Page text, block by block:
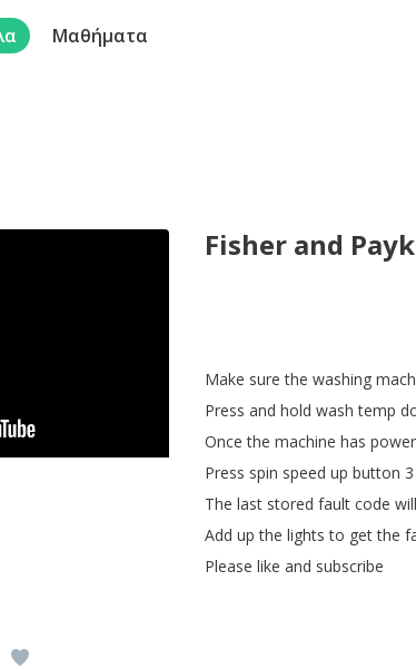
Μαθήματα
Fisher and
Make sure the washing
Press and hold wash temp
Once the machine has
Press spin speed up button
The last stored fault code will
Add up the lights to get the
Please like and subscribe